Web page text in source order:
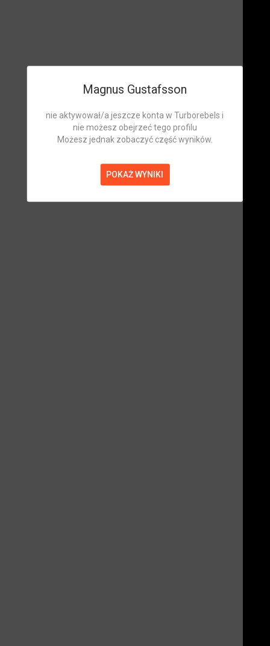
Magnus Gustafsson
nie aktywował/a jeszcze konta w Turborebels i
nie możesz obejrzeć tego profilu
Możesz jednak zobaczyć część wyników.
POKAŻ WYNIKI
Magnus Gustafsson